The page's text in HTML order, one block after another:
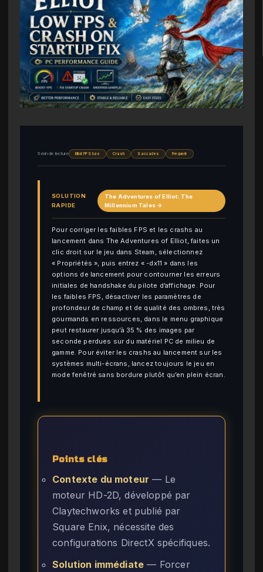
5 min de lecture Elliot FPS bas Crash Saccades Fréquent
SOLUTION
RAPIDE
The Adventures of Elliot: The
Millennium Tales →
Pour corriger les faibles FPS et les crashs au
lancement dans The Adventures of Elliot, faites un
clic droit sur le jeu dans Steam, sélectionnez
« Propriétés », puis entrez « -dx11 » dans les
options de lancement pour contourner les erreurs
initiales de handshake du pilote d’affichage. Pour
les faibles FPS, désactiver les paramètres de
profondeur de champ et de qualité des ombres, très
gourmands en ressources, dans le menu graphique
peut restaurer jusqu’à 35 % des images par
seconde perdues sur du matériel PC de milieu de
gamme. Pour éviter les crashs au lancement sur les
systèmes multi-écrans, lancez toujours le jeu en
mode fenêtré sans bordure plutôt qu’en plein écran.
Points clés
Contexte du moteur — Le
moteur HD-2D, développé par
Claytechworks et publié par
Square Enix, nécessite des
configurations DirectX spécifiques.
Solution immédiate — Forcer